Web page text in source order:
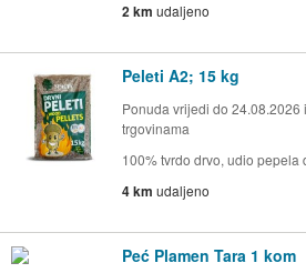
2 km udaljeno
Peleti A2; 15 kg
Ponuda vrijedi do 24.08.2026
trgovinama
100% tvrdo drvo, udio
4 km udaljeno
Peć Plamen Tara 1 kom